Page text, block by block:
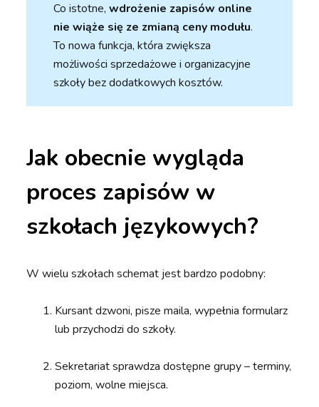
Co istotne,wdrożenie zapisów online
nie wiąże się ze zmianą ceny modułu.
To nowa funkcja, która zwiększa
możliwości sprzedażowe i organizacyjne
szkoły bez dodatkowych kosztów.
Jak obecnie wygląda
proces zapisów w
szkołach językowych?
W wielu szkołach schemat jest bardzo podobny:
Kursant dzwoni, pisze maila, wypełnia formularz
lub przychodzi do szkoły.
Sekretariat sprawdza dostępne grupy – terminy,
poziom, wolne miejsca.